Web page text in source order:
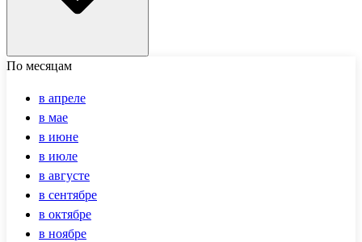
По месяцам
в апреле
в мае
в июне
в июле
в августе
в сентябре
в октябре
в ноябре